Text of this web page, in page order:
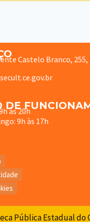
Castelo Branco,
DE
às 20h
9h às 17h
Pública Estadual do